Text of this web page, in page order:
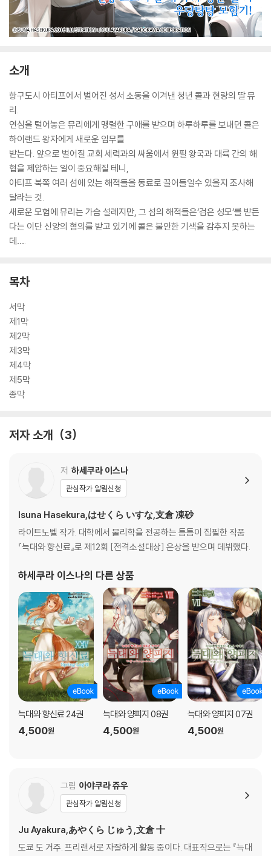
소개
항구도시 아티프에서 벌어진 성서 소동을 이겨낸 청년 콜과 현랑의 딸 뮤
리.
연심을 털어놓은 뮤리에게 맹렬한 구애를 받으며 하루하루를 보내던 콜은
하이랜드 왕자에게 새로운 임무를
받는다. 앞으로 벌어질 교회 세력과의 싸움에서 윈필 왕국과 대륙 간의 해
협을 제압하는 일이 중요해질 테니,
아티프 북쪽 여러 섬에 있는 해적들을 동료로 끌어들일수 있을지 조사해
달라는 것.
새로운 모험에 뮤리는 가슴 설레지만, 그 섬의 해적들은‘검은 성모’를 받든
다는 이단 신앙의 혐의를 받고 있기에 콜은 불안한 기색을 감추지 못하는
데….
목차
서막
제1막
제2막
제3막
제4막
제5막
종막
저자 소개 3
저 하세쿠라 이스나
관심작가 알림신청
Isuna Hasekura,はせくら いすな,支倉 凍砂
라이트노벨 작가. 대학에서 물리학을 전공하는 틈틈이 집필한 작품
『늑대와 향신료』로 제12회 [전격소설대상] 은상을 받으며 데뷔했다.
하세쿠라 이스나의 다른 상품
늑대와 향신료 24권
4,500원
늑대와 양피지 08권
4,500원
늑대와 양피지 07권
4,500원
그림 아야쿠라 쥬우
관심작가 알림신청
Ju Ayakura,あやくら じゅう,文倉 十
도쿄 도 거주. 프리랜서로 자잘하게 활동 중이다. 대표작으로는 『늑대